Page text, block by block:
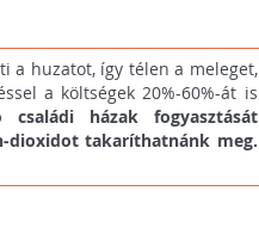
a huzatot, így télen a meleget,
a költségek 20%-60%-át is
házak fogyasztását
dioxidot takaríthatnánk meg.